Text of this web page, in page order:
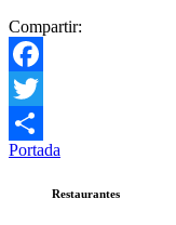
Compartir:
Facebook
Twitter
Compartir
Portada
Restaurantes